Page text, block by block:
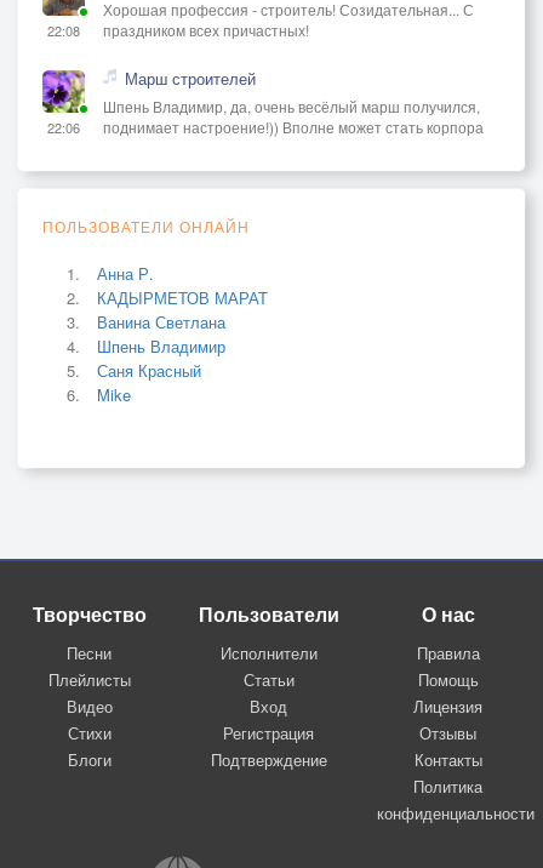
22:08
Хорошая профессия - строитель! Созидательная... С
праздником всех причастных!
22:06
Марш строителей
Шпень Владимир, да, очень весёлый марш получился,
поднимает настроение!)) Вполне может стать корпора
ПОЛЬЗОВАТЕЛИ ОНЛАЙН
Анна Р.
КАДЫРМЕТОВ МАРАТ
Ванина Светлана
Шпень Владимир
Саня Красный
Mike
Творчество
Песни
Плейлисты
Видео
Стихи
Блоги
Пользователи
Исполнители
Статьи
Вход
Регистрация
Подтверждение
О нас
Правила
Помощь
Лицензия
Отзывы
Контакты
Политика
конфиденциальности